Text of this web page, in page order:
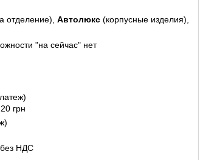
отделение), Автолюкс (корпусные изделия),
"на сейчас" нет
грн
без НДС